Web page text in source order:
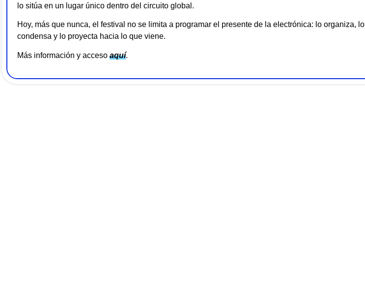
lo sitúa en un lugar único dentro del circuito global.
Hoy, más que nunca, el festival no se limita a programar el presente de la electrónica: lo organiza, lo
condensa y lo proyecta hacia lo que viene.
Más información y acceso aquí.